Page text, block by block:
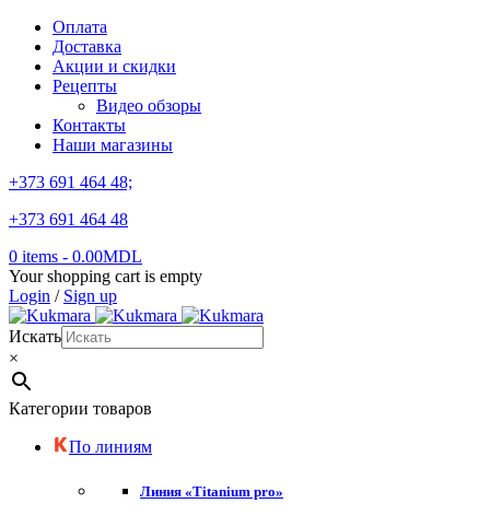
Оплата
Доставка
Акции и скидки
Рецепты
Видео обзоры
Контакты
Наши магазины
+373 691 464 48;
+373 691 464 48
0 items - 0.00MDL
Your shopping cart is empty
Login / Sign up
Искать
×
Категории товаров
По линиям
Линия «Titanium pro»